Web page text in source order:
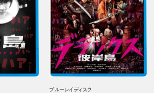
ブルーレイディスク